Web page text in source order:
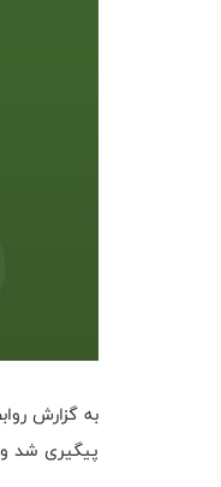
پیگیری شد و